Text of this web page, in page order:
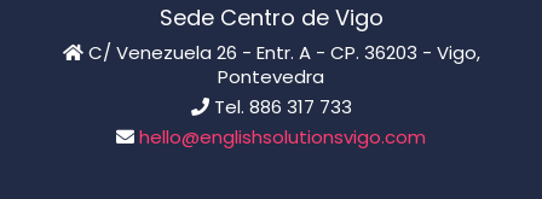
Sede Centro de Vigo
C/ Venezuela 26 - Entr. A - CP. 36203 - Vigo,
Pontevedra
Tel. 886 317 733
hello@englishsolutionsvigo.com